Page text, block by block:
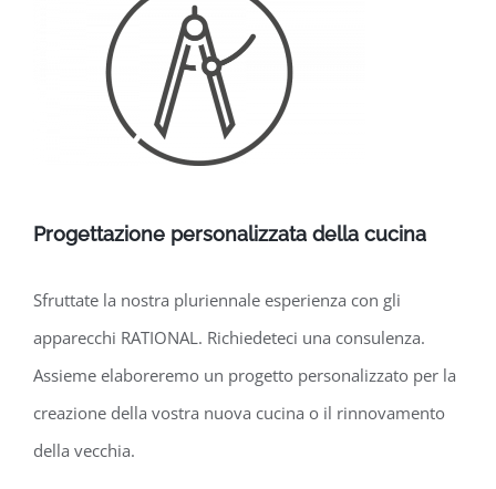
Progettazione personalizzata della cucina
Sfruttate la nostra pluriennale esperienza con gli
apparecchi RATIONAL. Richiedeteci una consulenza.
Assieme elaboreremo un progetto personalizzato per la
creazione della vostra nuova cucina o il rinnovamento
della vecchia.